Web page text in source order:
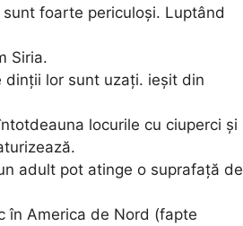
foarte periculoși. Luptând
Siria.
lor sunt uzați. ieșit din
locurile cu ciuperci și
adult pot atinge o suprafață de
în America de Nord (fapte